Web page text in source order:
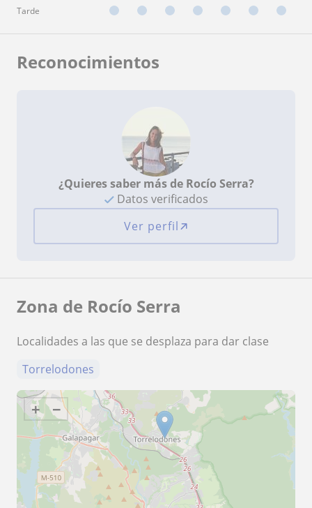
Tarde
Reconocimientos
¿Quieres saber más de Rocío Serra?
Datos verificados
Ver perfil
Zona de Rocío Serra
Localidades a las que se desplaza para dar clase
Torrelodones
+ −